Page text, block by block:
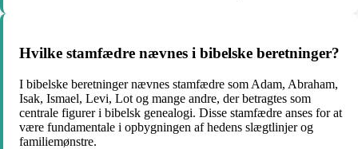
Hvilke stamfædre nævnes i bibelske beretninger?
I bibelske beretninger nævnes stamfædre som Adam, Abraham,
Isak, Ismael, Levi, Lot og mange andre, der betragtes som
centrale figurer i bibelsk genealogi. Disse stamfædre anses for at
være fundamentale i opbygningen af hedens slægtlinjer og
familiemønstre.